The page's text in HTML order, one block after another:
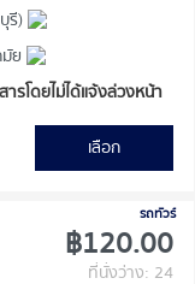
รี)
ย
รโดยไม่ได้แจ้งล่วงหน้า
เลือก
รถทัวร์
฿120.00
ที่นั่งว่าง: 24